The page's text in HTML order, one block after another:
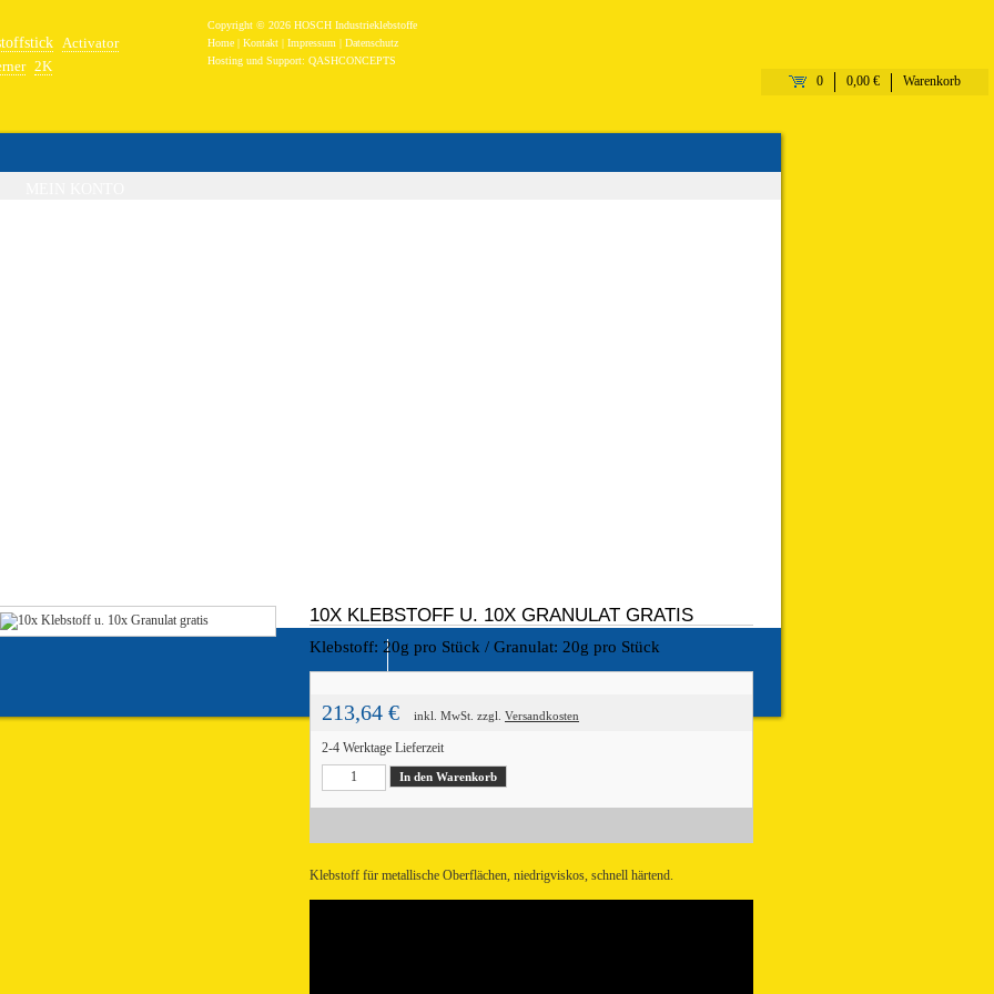
0 0,00 € Warenkorb
10X KLEBSTOFF U. 10X GRANULAT GRATIS
Klebstoff: 20g pro Stück / Granulat: 20g pro Stück
213,64 € inkl. MwSt. zzgl. Versandkosten
2-4 Werktage Lieferzeit
Klebstoff für metallische Oberflächen, niedrigviskos, schnell härtend.
Activator
2K
Copyright © 2026 HOSCH Industrieklebstoffe
Home | Kontakt | Impressum | Datenschutz
Hosting und Support: QASHCONCEPTS